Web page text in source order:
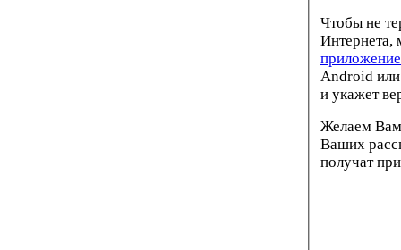
Чтобы не
Интернета,
Android
и укажет
Желаем
Ваших
получат